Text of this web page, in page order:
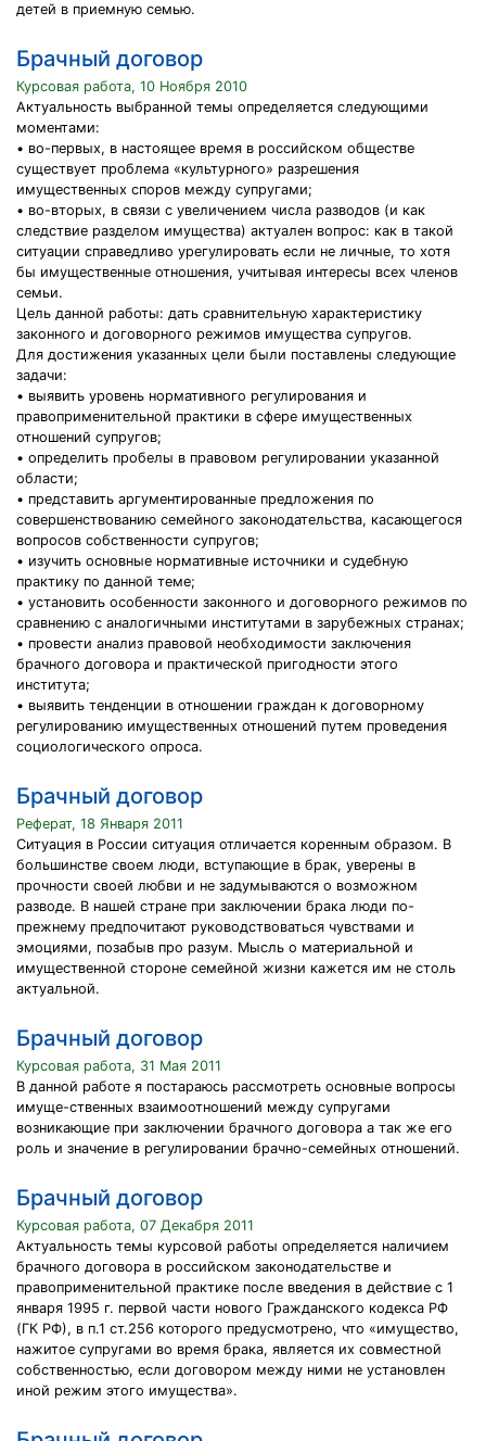
детей в приемную семью.
Брачный договор
Курсовая работа, 10 Ноября 2010
Актуальность выбранной темы определяется следующими
моментами:
• во-первых, в настоящее время в российском обществе
существует проблема «культурного» разрешения
имущественных споров между супругами;
• во-вторых, в связи с увеличением числа разводов (и как
следствие разделом имущества) актуален вопрос: как в такой
ситуации справедливо урегулировать если не личные, то хотя
бы имущественные отношения, учитывая интересы всех членов
семьи.
Цель данной работы: дать сравнительную характеристику
законного и договорного режимов имущества супругов.
Для достижения указанных цели были поставлены следующие
задачи:
• выявить уровень нормативного регулирования и
правоприменительной практики в сфере имущественных
отношений супругов;
• определить пробелы в правовом регулировании указанной
области;
• представить аргументированные предложения по
совершенствованию семейного законодательства, касающегося
вопросов собственности супругов;
• изучить основные нормативные источники и судебную
практику по данной теме;
• установить особенности законного и договорного режимов по
сравнению с аналогичными институтами в зарубежных странах;
• провести анализ правовой необходимости заключения
брачного договора и практической пригодности этого
института;
• выявить тенденции в отношении граждан к договорному
регулированию имущественных отношений путем проведения
социологического опроса.
Брачный договор
Реферат, 18 Января 2011
Ситуация в России ситуация отличается коренным образом. В
большинстве своем люди, вступающие в брак, уверены в
прочности своей любви и не задумываются о возможном
разводе. В нашей стране при заключении брака люди по-
прежнему предпочитают руководствоваться чувствами и
эмоциями, позабыв про разум. Мысль о материальной и
имущественной стороне семейной жизни кажется им не столь
актуальной.
Брачный договор
Курсовая работа, 31 Мая 2011
В данной работе я постараюсь рассмотреть основные вопросы
имуще-ственных взаимоотношений между супругами
возникающие при заключении брачного договора а так же его
роль и значение в регулировании брачно-семейных отношений.
Брачный договор
Курсовая работа, 07 Декабря 2011
Актуальность темы курсовой работы определяется наличием
брачного договора в российском законодательстве и
правоприменительной практике после введения в действие с 1
января 1995 г. первой части нового Гражданского кодекса РФ
(ГК РФ), в п.1 ст.256 которого предусмотрено, что «имущество,
нажитое супругами во время брака, является их совместной
собственностью, если договором между ними не установлен
иной режим этого имущества».